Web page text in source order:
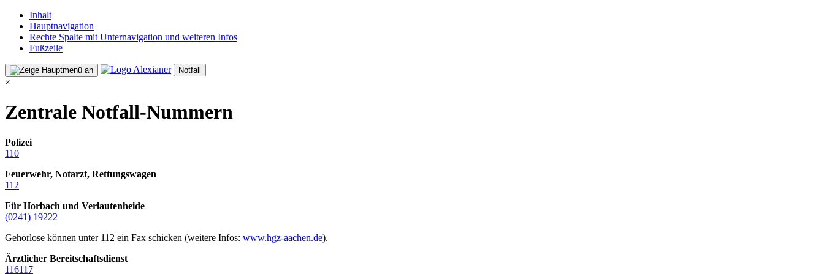
Inhalt
Hauptnavigation
Rechte Spalte mit Unternavigation und weiteren Infos
Fußzeile
Notfall
×
Zentrale Notfall-Nummern
Polizei
110
Feuerwehr, Notarzt, Rettungswagen
112
Für Horbach und Verlautenheide
(0241) 19222
Gehörlose können unter 112 ein Fax schicken (weitere Infos: www.hgz-aachen.de).
Ärztlicher Bereitschaftsdienst
116117